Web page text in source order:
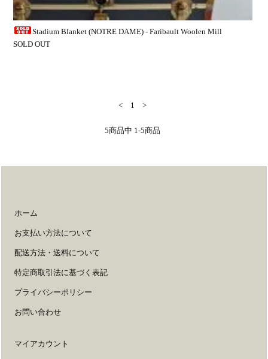
Stadium Blanket (NOTRE DAME) - Faribault Woolen Mill
SOLD OUT
< 1 >
5商品中 1-5商品
ホーム
お支払い方法について
配送方法・送料について
特定商取引法に基づく表記
プライバシーポリシー
お問い合わせ
マイアカウント